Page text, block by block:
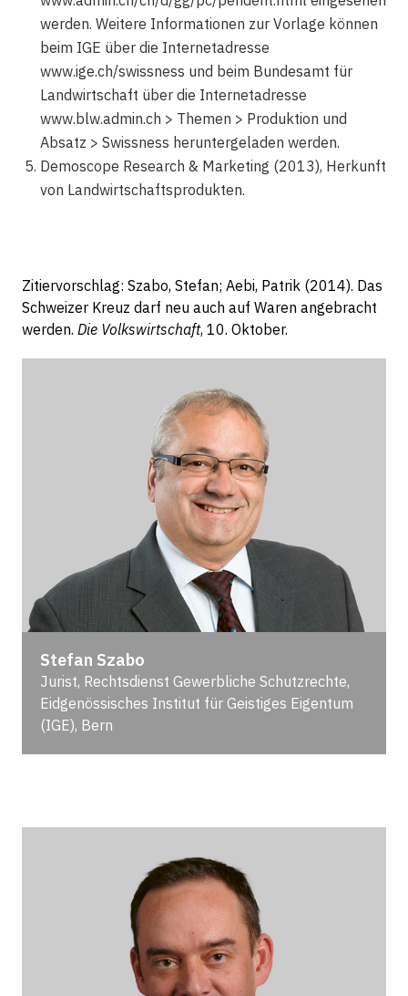
werden. Weitere Informationen zur Vorlage können
beim IGE über die Internetadresse
www.ige.ch/swissness und beim Bundesamt für
Landwirtschaft über die Internetadresse
www.blw.admin.ch > Themen > Produktion und
Absatz > Swissness heruntergeladen werden.
Demoscope Research & Marketing (2013), Herkunft
von Landwirtschaftsprodukten.
Zitiervorschlag: Szabo, Stefan; Aebi, Patrik (2014). Das
Schweizer Kreuz darf neu auch auf Waren angebracht
werden. Die Volkswirtschaft, 10. Oktober.
Stefan Szabo
Jurist, Rechtsdienst Gewerbliche Schutzrechte,
Eidgenössisches Institut für Geistiges Eigentum
(IGE), Bern